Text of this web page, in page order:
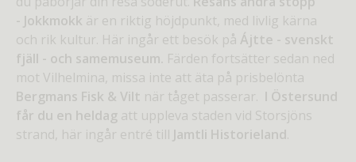
- Jokkmokk är en riktig höjdpunkt, med livlig kärna
och rik kultur. Här ingår ett besök på Ájtte - svenskt
fjäll - och samemuseum. Färden fortsätter sedan ned
mot Vilhelmina, missa inte att äta på prisbelönta
Bergmans Fisk & Vilt när tåget passerar. I Östersund
får du en heldag att uppleva staden vid Storsjöns
strand, här ingår entré till Jamtli Historieland.